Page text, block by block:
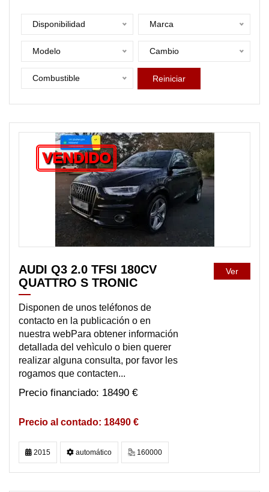
Disponibilidad Marca
Modelo Cambio
Combustible Reiniciar
VENDIDO
AUDI Q3 2.0 TFSI 180CV
QUATTRO S TRONIC
Disponen de unos teléfonos de
contacto en la publicación o en
nuestra webPara obtener información
detallada del vehìculo o bien querer
realizar alguna consulta, por favor les
rogamos que contacten...
18490 €
18490 €
Ver
2015 automático 160000